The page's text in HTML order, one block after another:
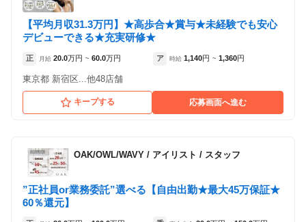
【平均月収31.3万円】★高歩合★賞与★未経験でも安心
デビューできる★充実研修★
正 月給 20.0万円 ~ 60.0万円 ア 時給 1,140円 ~ 1,360円
東京都 新宿区...他48店舗
キープする 応募画面へ進む
OAK/OWL/WAVY / アイリスト / スタッフ
”正社員or業務委託”選べる【自由出勤★最大45万保証★
60％還元】